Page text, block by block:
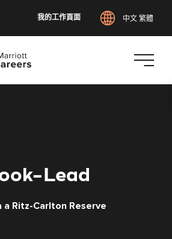
我的工作頁面 中文 繁體
Lead
a Ritz-Carlton Reserve